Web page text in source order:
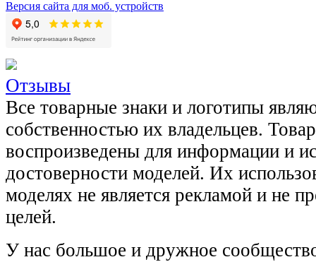
Версия сайта для моб. устройств
Отзывы
Все товарные знаки и логотипы
собственностью их владельцев.
воспроизведены для информации и
достоверности моделей. Их
моделях не является рекламой и не
целей.
У нас большое и дружное